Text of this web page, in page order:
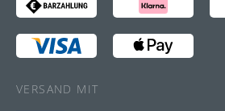
VERSAND MIT